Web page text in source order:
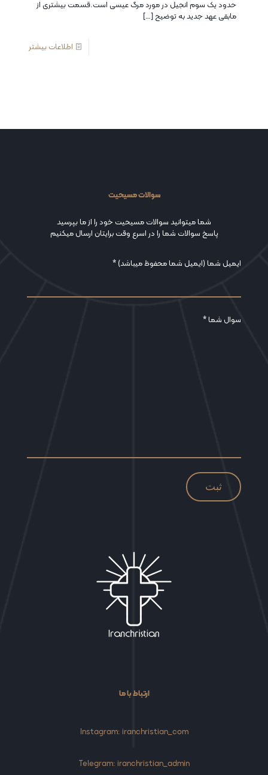
حدود یک سوم انجیل در مورد مرگ عیسی است.قسمت بیشتری از
مابقی عهد جدید به توضیح[…]
اطلاعات بیشتر
سوالات مسیحیت
شما میتوانید سوالات مسیحیت خود را از ما بپرسید
پاسخ سوالات شما را در اسرع وقت برایتان ارسال میکنیم
ایمیل شما (ایمیل شما محفوظ میباشد) *
سوال شما *
ارتباط با ما
Instagram: iranchristian_com
Telegram: iranchristian_admin